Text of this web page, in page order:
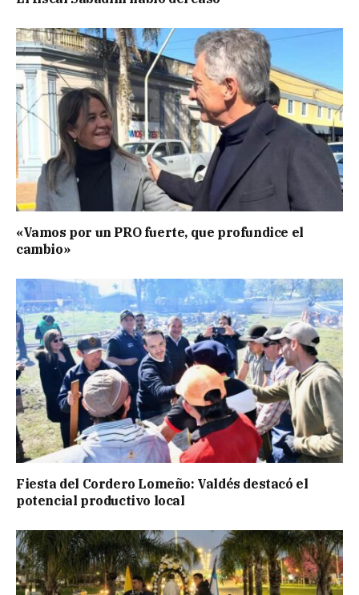
«Vamos por un PRO fuerte, que profundice el
cambio»
Fiesta del Cordero Lomeño: Valdés destacó el
potencial productivo local